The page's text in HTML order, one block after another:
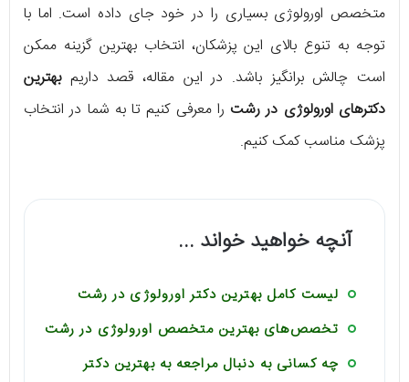
متخصص اورولوژی بسیاری را در خود جای داده است. اما با
توجه به تنوع بالای این پزشکان، انتخاب بهترین گزینه ممکن
است چالش برانگیز باشد. در این مقاله، قصد داریمبهترین
دکترهای اورولوژی در رشت را معرفی کنیم تا به شما در انتخاب
پزشک مناسب کمک کنیم.
آنچه خواهید خواند ...
لیست کامل بهترین دکتر اورولوژی در رشت
تخصص‌های بهترین متخصص اورولوژی در رشت
چه کسانی به دنبال مراجعه به بهترین دکتر